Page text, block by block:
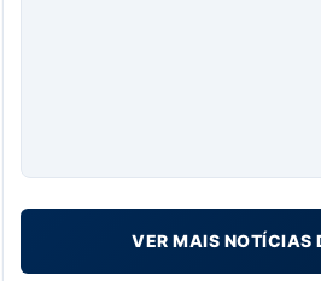
VER MAIS NOTÍCIAS